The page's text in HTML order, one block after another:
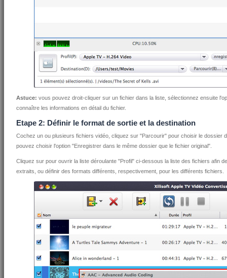
Astuce: vous pouvez droit-cliquer sur un fichier dans la liste, sélectionnez ensuite
connaître les informations en détail du fichier.
Etape 2: Définir le format de sortie et la destination
Cochez un ou plusieurs fichiers vidéo, cliquez sur "Parcourir" pour choisir le dossier
pouvez choisir l'option "Enregistrer dans le même dossier que le fichier original".
Cliquez sur pour ouvrir la liste déroulante "Profil" ci-dessous la liste des fichiers afin
extraits, ou définir des formats différents, respectivement, pour les différents fichiers.